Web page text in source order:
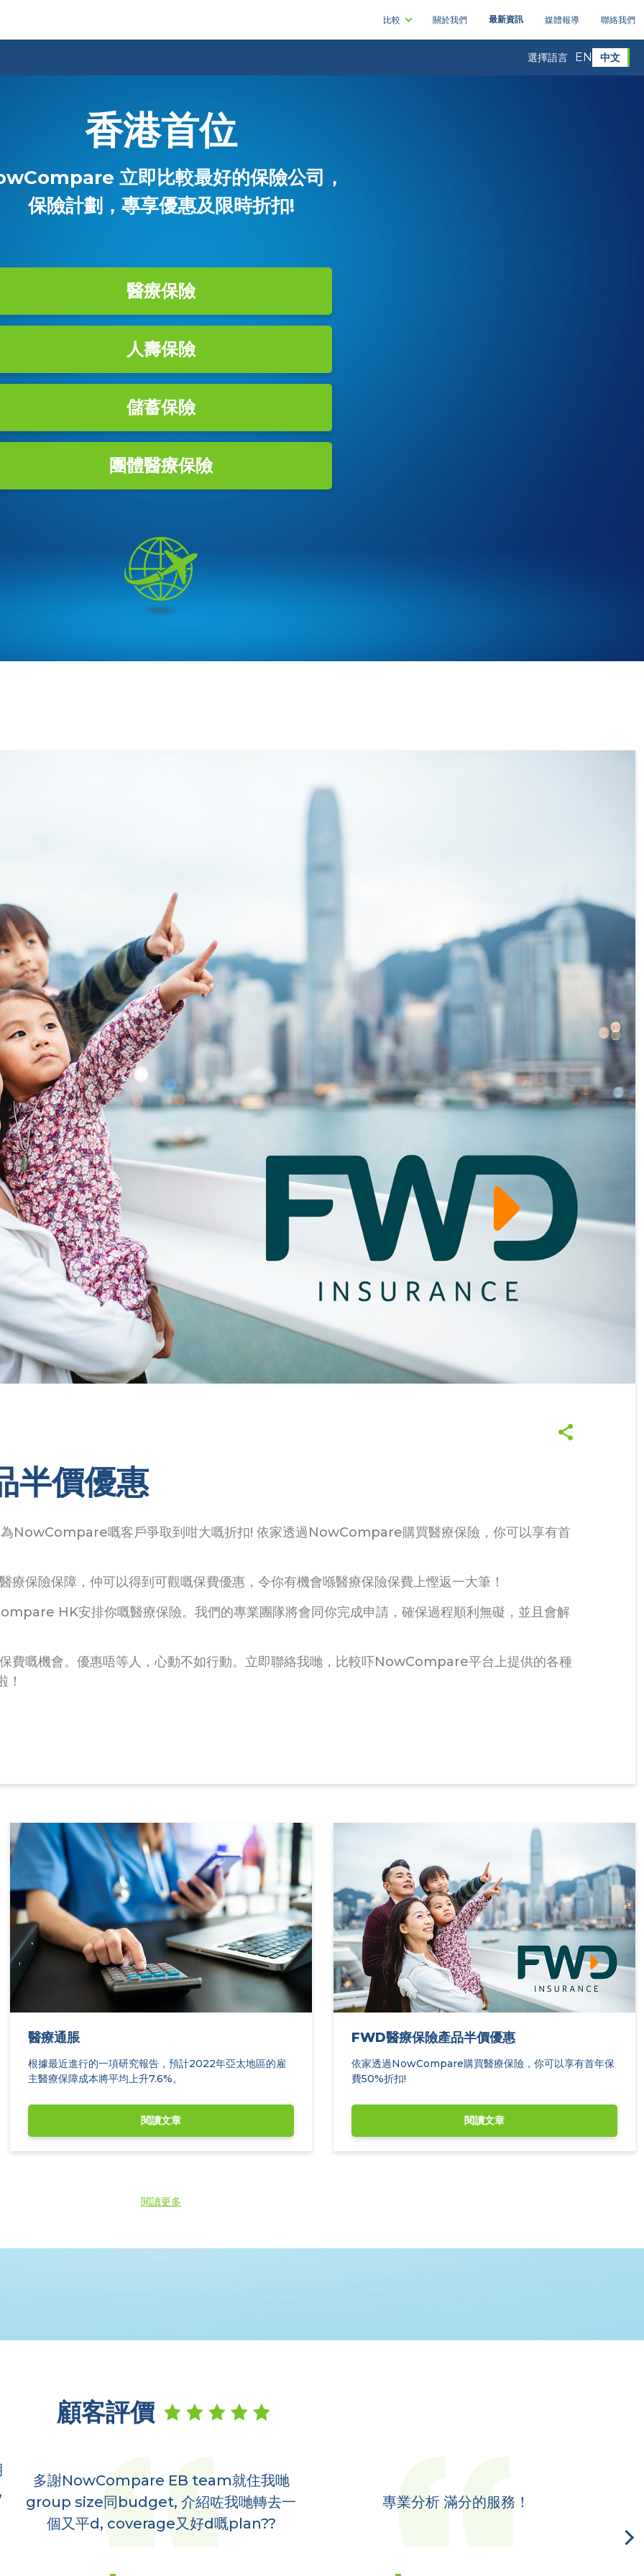
比較 關於我們 最新資訊 媒體報導 聯絡我們
選擇語言 EN 中文
香港首位
立即比較最好的保險公司，
保險計劃，專享優惠及限時折扣!
醫療保險
人壽保險
儲蓄保險
團體醫療保險
半價優惠
NowCompare嘅客戶爭取到咁大嘅折扣! 依家透過NowCompare購買醫療保險，你可以享有首
療保險保障，仲可以得到可觀嘅保費優惠，令你有機會喺醫療保險保費上慳返一大筆！
HK安排你嘅醫療保險。我們的專業團隊將會同你完成申請，確保過程順利無礙，並且會解
費嘅機會。優惠唔等人，心動不如行動。立即聯絡我哋，比較吓NowCompare平台上提供的各種
！
醫療通脹
根據最近進行的一項研究報告，預計2022年亞太地區的雇
主醫療保障成本將平均上升7.6%。
閱讀文章
FWD醫療保險產品半價優惠
依家透過NowCompare購買醫療保險，你可以享有首年保
費50%折扣!
閱讀文章
閱讀更多
顧客評價
就住我哋
咗我哋轉去一
d嘅plan??
專業分析 滿分的服務！
我自己都格吓價, 同
年真係慳多咗3千蚊?